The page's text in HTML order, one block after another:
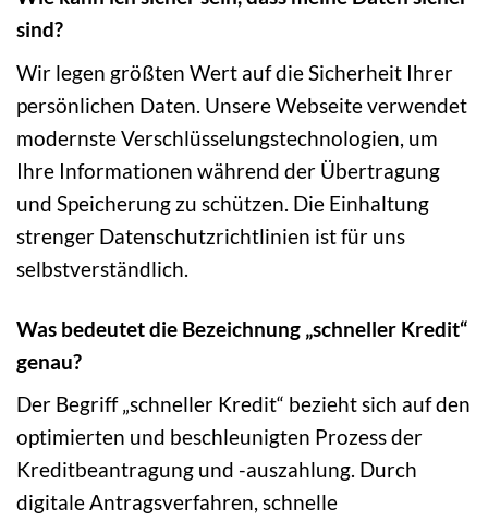
sind?
Wir legen größten Wert auf die Sicherheit Ihrer
persönlichen Daten. Unsere Webseite verwendet
modernste Verschlüsselungstechnologien, um
Ihre Informationen während der Übertragung
und Speicherung zu schützen. Die Einhaltung
strenger Datenschutzrichtlinien ist für uns
selbstverständlich.
Was bedeutet die Bezeichnung „schneller Kredit“
genau?
Der Begriff „schneller Kredit“ bezieht sich auf den
optimierten und beschleunigten Prozess der
Kreditbeantragung und -auszahlung. Durch
digitale Antragsverfahren, schnelle